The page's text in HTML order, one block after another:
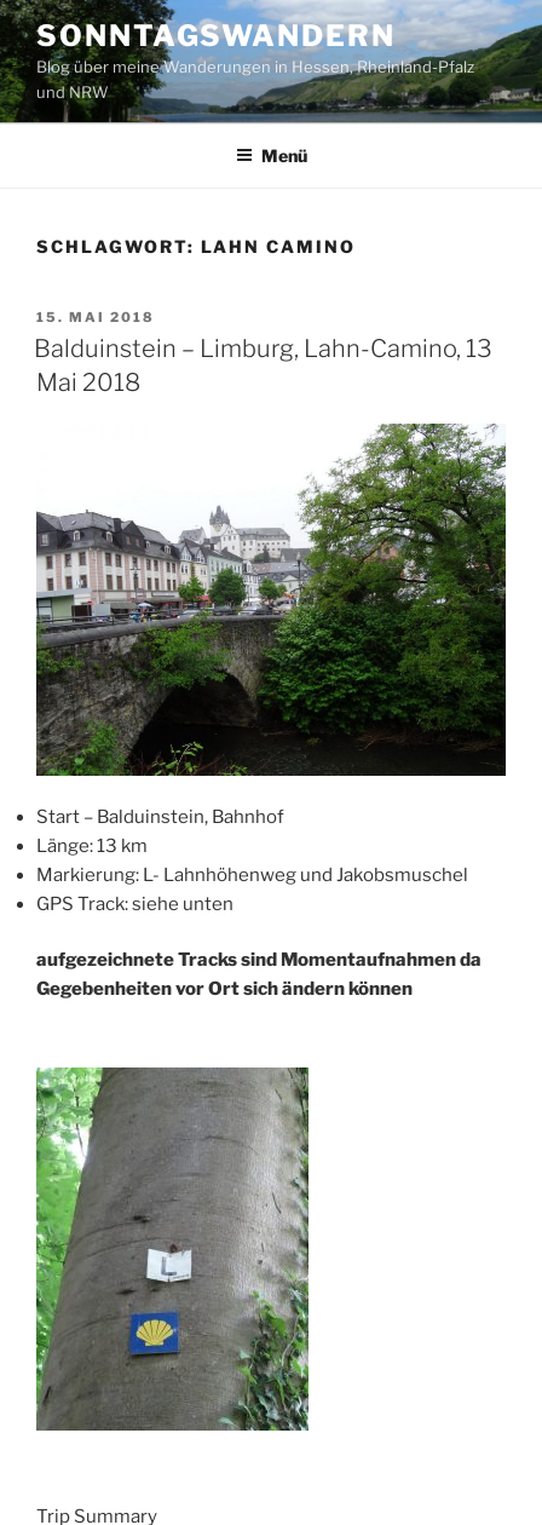
Zum
Inhalt
springen
SONNTAGSWANDERN
Blog über meine Wanderungen in Hessen, Rheinland-Pfalz
und NRW
Menü
SCHLAGWORT: LAHN CAMINO
VERÖFFENTLICHT
AM
15. MAI 2018
Balduinstein – Limburg, Lahn-Camino, 13
Mai 2018
Start – Balduinstein, Bahnhof
Länge: 13 km
Markierung: L- Lahnhöhenweg und Jakobsmuschel
GPS Track: siehe unten
aufgezeichnete Tracks sind Momentaufnahmen da
Gegebenheiten vor Ort sich ändern können
Trip Summary